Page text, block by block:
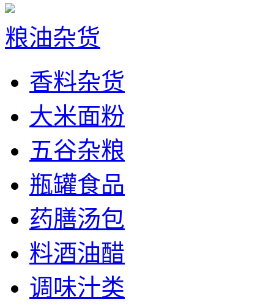
粮油杂货
香料杂货
大米面粉
五谷杂粮
瓶罐食品
药膳汤包
料酒油醋
调味汁类